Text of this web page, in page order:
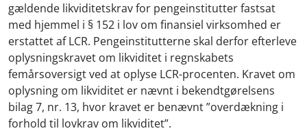
gældende likviditetskrav for pengeinstitutter fastsat
med hjemmel i § 152 i lov om finansiel virksomhed er
erstattet af LCR. Pengeinstitutterne skal derfor efterleve
oplysningskravet om likviditet i regnskabets
femårsoversigt ved at oplyse LCR-procenten. Kravet om
oplysning om likviditet er nævnt i bekendtgørelsens
bilag 7, nr. 13, hvor kravet er benævnt ”overdækning i
forhold til lovkrav om likviditet”.